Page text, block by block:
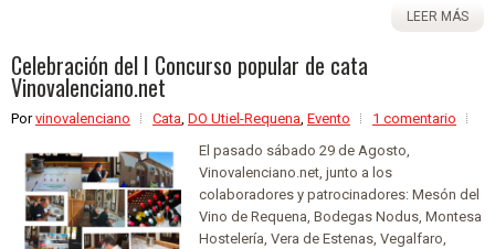
LEER MÁS
Celebración del I Concurso popular de cata
Vinovalenciano.net
Porvinovalenciano Cata DO Utiel-Requena Evento
1 comentario
El pasado sábado 29 de Agosto,
Vinovalenciano.net, junto a los
colaboradores y patrocinadores: Mesón del
Vino de Requena, Bodegas Nodus, Montesa
Hostelería, Vera de Estenas, Vegalfaro,